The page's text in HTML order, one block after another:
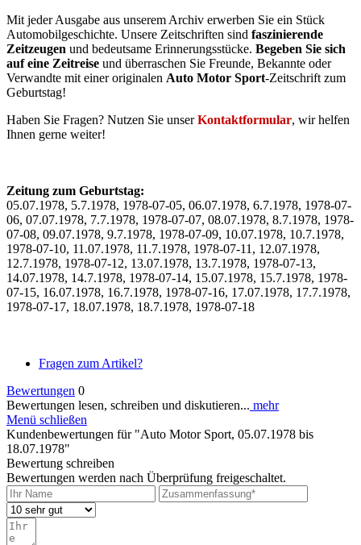
Mit jeder Ausgabe aus unserem Archiv erwerben Sie ein Stück
Automobilgeschichte. Unsere Zeitschriften sind faszinierende
Zeitzeugen und bedeutsame Erinnerungsstücke. Begeben Sie sich
auf eine Zeitreise und überraschen Sie Freunde, Bekannte oder
Verwandte mit einer originalen Auto Motor Sport-Zeitschrift zum
Geburtstag!
Haben Sie Fragen? Nutzen Sie unserKontaktformular, wir helfen
Ihnen gerne weiter!
Zeitung zum Geburtstag:
05.07.1978, 5.7.1978, 1978-07-05, 06.07.1978, 6.7.1978, 1978-07-
06, 07.07.1978, 7.7.1978, 1978-07-07, 08.07.1978, 8.7.1978, 1978-
07-08, 09.07.1978, 9.7.1978, 1978-07-09, 10.07.1978, 10.7.1978,
1978-07-10, 11.07.1978, 11.7.1978, 1978-07-11, 12.07.1978,
12.7.1978, 1978-07-12, 13.07.1978, 13.7.1978, 1978-07-13,
14.07.1978, 14.7.1978, 1978-07-14, 15.07.1978, 15.7.1978, 1978-
07-15, 16.07.1978, 16.7.1978, 1978-07-16, 17.07.1978, 17.7.1978,
1978-07-17, 18.07.1978, 18.7.1978, 1978-07-18
Fragen zum Artikel?
Bewertungen 0
Bewertungen lesen, schreiben und diskutieren... mehr
Menü schließen
Kundenbewertungen für "Auto Motor Sport, 05.07.1978 bis
18.07.1978"
Bewertung schreiben
Bewertungen werden nach Überprüfung freigeschaltet.